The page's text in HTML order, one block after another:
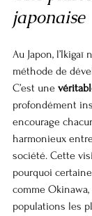
japonaise
Au Japon,
méthode de
C’est une
profondément
encourage
harmonieux
société. Cette
pourquoi
comme
populations les